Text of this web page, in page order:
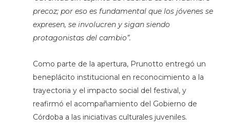
precoz; por eso es fundamental que los jóvenes se
expresen, se involucren y sigan siendo
protagonistas del cambio”.
Como parte de la apertura, Prunotto entregó un
beneplácito institucional en reconocimiento a la
trayectoria y el impacto social del festival, y
reafirmó el acompañamiento del Gobierno de
Córdoba a las iniciativas culturales juveniles.